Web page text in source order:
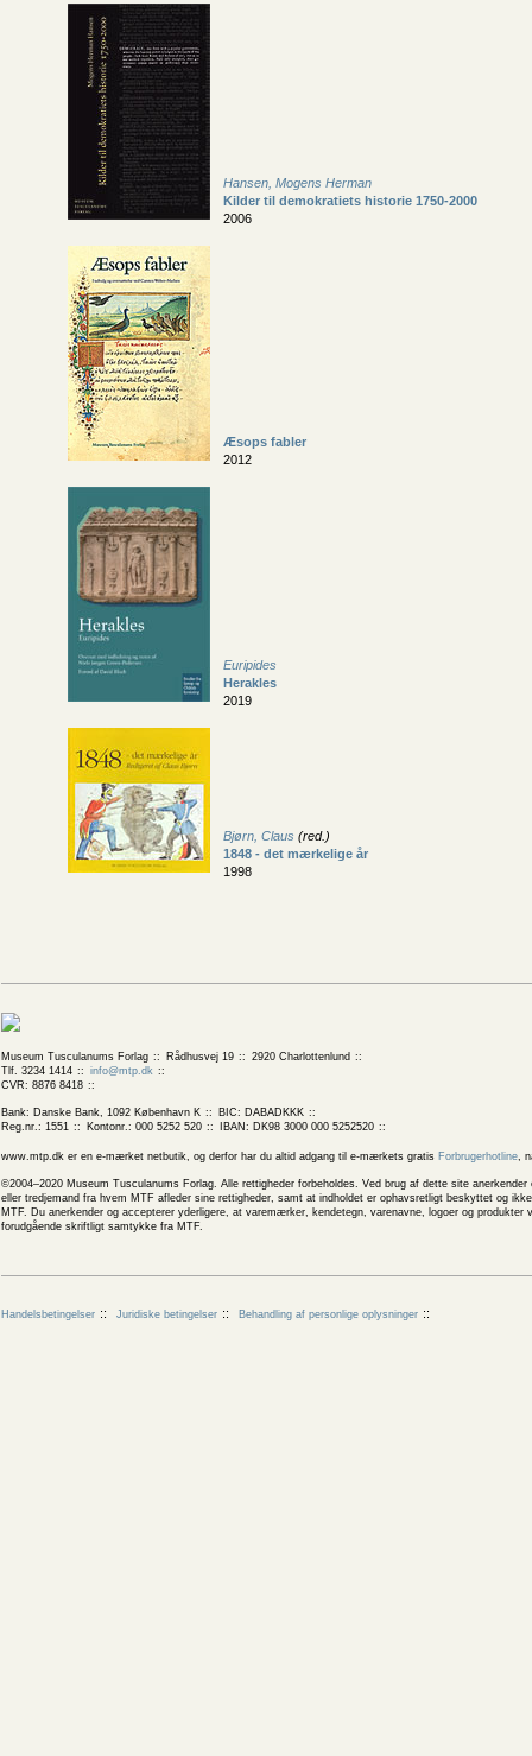
Hansen, Mogens Herman
Kilder til demokratiets historie 1750-2000
2006
Æsops fabler
2012
Euripides
Herakles
2019
Bjørn, Claus (red.)
1848 - det mærkelige år
1998
Museum Tusculanums Forlag Rådhusvej 19
2920 Charlottenlund
Tlf. 3234 1414
info@mtp.dk
CVR: 8876 8418
Bank: Danske Bank, 1092 København K
BIC: DABADKKK
Reg.nr.: 1551
Kontonr.: 000 5252 520 IBAN: DK98 3000 000 5252520
www.mtp.dk er en e-mærket netbutik, og derfor har du altid adgang til e-mærkets gratis Forbrugerhotline,
©2004–2020 Museum Tusculanums Forlag. Alle rettigheder forbeholdes. Ved brug af dette site
eller tredjemand fra hvem MTF afleder sine rettigheder, samt at indholdet er ophavsretligt beskyttet og
MTF. Du anerkender og accepterer yderligere, at varemærker, kendetegn, varenavne, logoer og
forudgående skriftligt samtykke fra MTF.
Handelsbetingelser Juridiske betingelser Behandling af personlige oplysninger